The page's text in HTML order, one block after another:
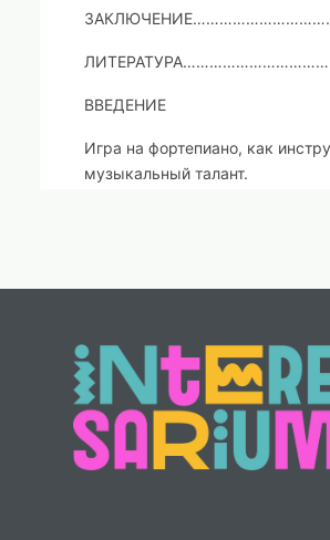
ВВЕДЕНИЕ
Игра на фортепиано, как
музыкальный талант.
воспитательной работы в
Сегодня в контексте идеи
средствами музыки как вида
преобладающей группы
образование. Осознание